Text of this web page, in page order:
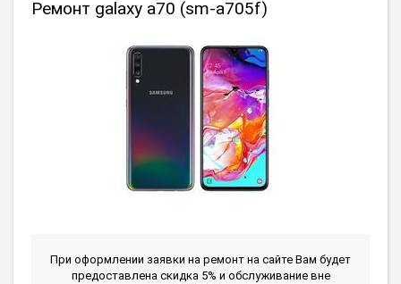
Ремонт galaxy a70 (sm-a705f)
При оформлении заявки на ремонт на сайте Вам будет
предоставлена скидка 5% и обслуживание вне